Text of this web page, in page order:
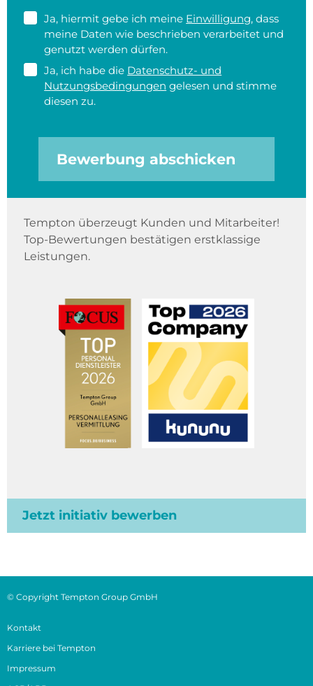
Ja, hiermit gebe ich meine Einwilligung, dass
meine Daten wie beschrieben verarbeitet und
genutzt werden dürfen.
Ja, ich habe die Datenschutz- und
Nutzungsbedingungen gelesen und stimme
diesen zu.
Bewerbung abschicken
Tempton überzeugt Kunden und Mitarbeiter!
Top-Bewertungen bestätigen erstklassige
Leistungen.
Jetzt initiativ bewerben
© Copyright Tempton Group GmbH
Kontakt
Karriere bei Tempton
Impressum